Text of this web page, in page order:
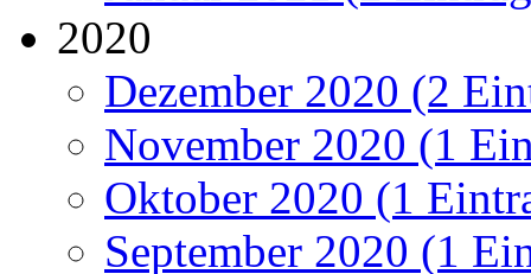
2020
Dezember 2020 (2
November 2020 (1
Oktober 2020 (1
September 2020 (1